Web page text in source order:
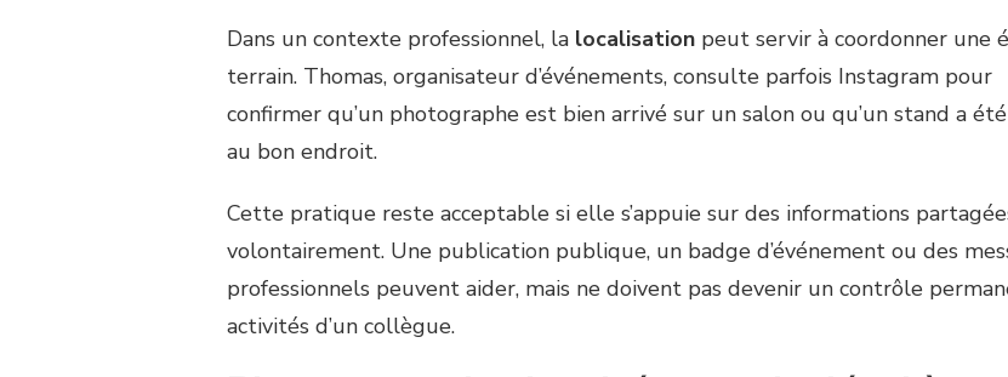
Dans un contexte professionnel, la localisation peut servir à coordonner une
terrain. Thomas, organisateur d’événements, consulte parfois Instagram pour
confirmer qu’un photographe est bien arrivé sur un salon ou qu’un stand a
au bon endroit.
Cette pratique reste acceptable si elle s’appuie sur des informations
volontairement. Une publication publique, un badge d’événement ou des
professionnels peuvent aider, mais ne doivent pas devenir un contrôle
activités d’un collègue.